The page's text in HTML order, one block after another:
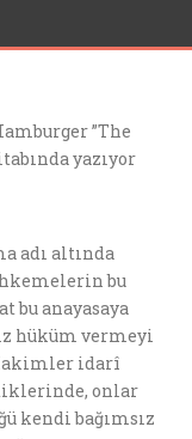
”The
yazıyor
adı altında
bu
bu anayasaya
hüküm vermeyi
idarî
onlar
kendi bağımsız